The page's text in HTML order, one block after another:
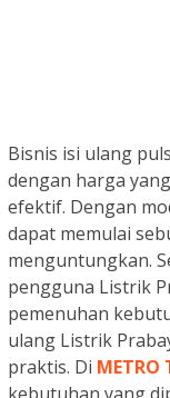
Bisnis isi ulang
dengan harga
efektif. Dengan
dapat memulai
menguntungkan.
pengguna Listrik
pemenuhan
ulang Listrik
praktis. Di METRO